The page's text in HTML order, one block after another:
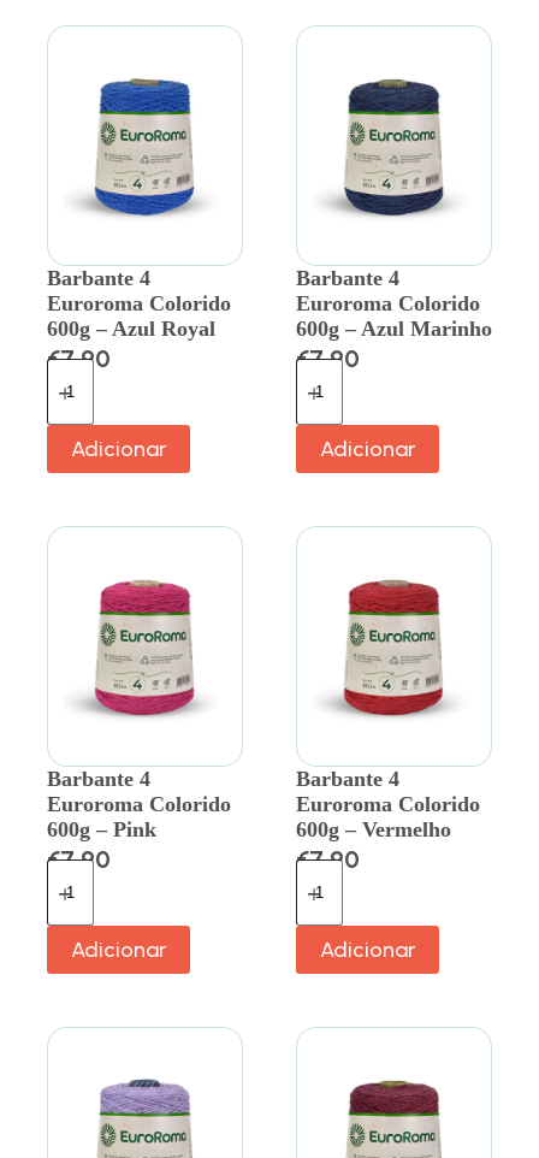
Barbante 4
Euroroma Colorido
600g – Azul Royal
€7.90
Adicionar
Barbante 4
Euroroma Colorido
600g – Azul Marinho
€7.90
Adicionar
Barbante 4
Euroroma Colorido
600g – Pink
€7.90
Adicionar
Barbante 4
Euroroma Colorido
600g – Vermelho
€7.90
Adicionar